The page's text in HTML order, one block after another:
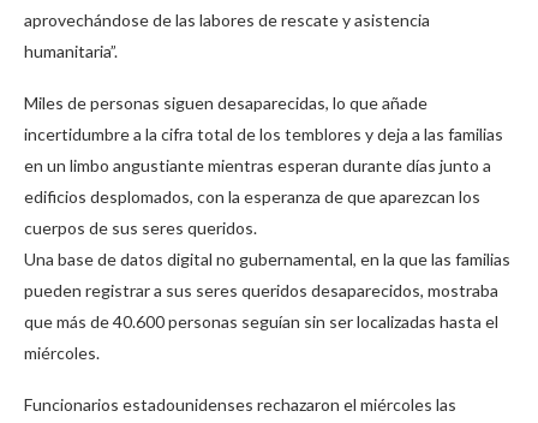
aprovechándose de las labores de rescate y asistencia
humanitaria”.
Miles de personas siguen desaparecidas, lo que añade
incertidumbre a la cifra total de los temblores y deja a las familias
en un limbo angustiante mientras esperan durante días junto a
edificios desplomados, con la esperanza de que aparezcan los
cuerpos de sus seres queridos.
Una base de datos digital no gubernamental, en la que las familias
pueden registrar a sus seres queridos desaparecidos, mostraba
que más de 40.600 personas seguían sin ser localizadas hasta el
miércoles.
Funcionarios estadounidenses rechazaron el miércoles las